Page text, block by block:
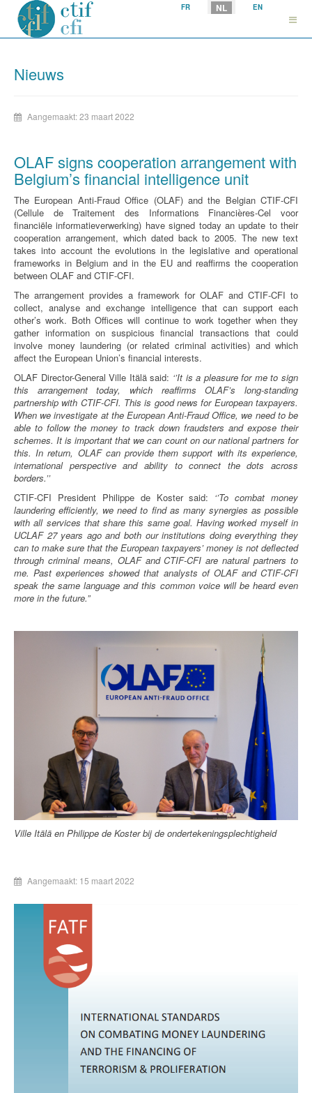
Selecteer uw taal
FR NL EN
Nieuws
Aangemaakt: 23 maart 2022
OLAF signs cooperation arrangement with
Belgium’s financial intelligence unit
The European Anti-Fraud Office (OLAF) and the Belgian CTIF-CFI
(Cellule de Traitement des Informations Financières-Cel voor
financiële informatieverwerking) have signed today an update to their
cooperation arrangement, which dated back to 2005. The new text
takes into account the evolutions in the legislative and operational
frameworks in Belgium and in the EU and reaffirms the cooperation
between OLAF and CTIF-CFI.
The arrangement provides a framework for OLAF and CTIF-CFI to
collect, analyse and exchange intelligence that can support each
other’s work. Both Offices will continue to work together when they
gather information on suspicious financial transactions that could
involve money laundering (or related criminal activities) and which
affect the European Union’s financial interests.
OLAF Director-General Ville Itälä said: ‘’It is a pleasure for me to sign
this arrangement today, which reaffirms OLAF’s long-standing
partnership with CTIF-CFI. This is good news for European taxpayers.
When we investigate at the European Anti-Fraud Office, we need to be
able to follow the money to track down fraudsters and expose their
schemes. It is important that we can count on our national partners for
this. In return, OLAF can provide them support with its experience,
international perspective and ability to connect the dots across
borders.’’
CTIF-CFI President Philippe de Koster said: ‘’To combat money
laundering efficiently, we need to find as many synergies as possible
with all services that share this same goal. Having worked myself in
UCLAF 27 years ago and both our institutions doing everything they
can to make sure that the European taxpayers’ money is not deflected
through criminal means, OLAF and CTIF-CFI are natural partners to
me. Past experiences showed that analysts of OLAF and CTIF-CFI
speak the same language and this common voice will be heard even
more in the future.”
Ville Itälä en Philippe de Koster bij de ondertekeningsplechtigheid
Aangemaakt: 15 maart 2022